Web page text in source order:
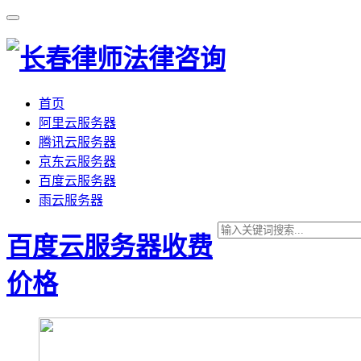
首页
阿里云服务器
腾讯云服务器
京东云服务器
百度云服务器
雨云服务器
百度云服务器收费
价格